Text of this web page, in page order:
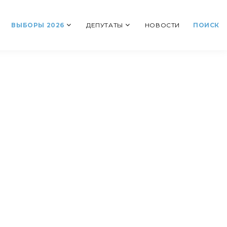
ВЫБОРЫ 2026 ДЕПУТАТЫ НОВОСТИ ПОИСК